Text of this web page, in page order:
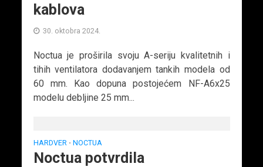
kablova
30. oktobra 2024.
Noctua je proširila svoju A-seriju kvalitetnih i
tihih ventilatora dodavanjem tankih modela od
60 mm. Kao dopuna postojećem NF-A6x25
modelu debljine 25 mm...
HARDVER • NOCTUA
Noctua potvrdila